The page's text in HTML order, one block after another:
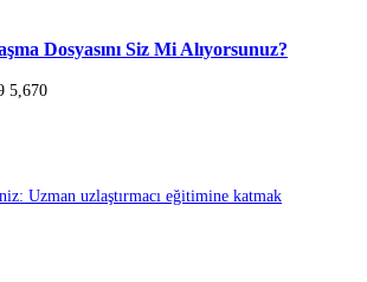
Dosyasını Siz Mi Alıyorsunuz?
5,670
Uzman uzlaştırmacı eğitimine katmak